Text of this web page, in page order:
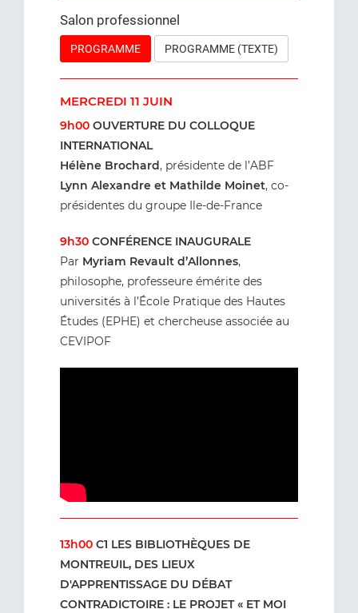
Salon professionnel
PROGRAMME PROGRAMME (TEXTE)
MERCREDI 11 JUIN
9h00 OUVERTURE DU COLLOQUE
INTERNATIONAL
Hélène Brochard, présidente de l’ABF
Lynn Alexandre et Mathilde Moinet, co-
présidentes du groupe Ile-de-France
9h30 CONFÉRENCE INAUGURALE
Par Myriam Revault d’Allonnes,
philosophe, professeure émérite des
universités à l’École Pratique des Hautes
Études (EPHE) et chercheuse associée au
CEVIPOF
13h00 C1 LES BIBLIOTHÈQUES DE
MONTREUIL, DES LIEUX
D'APPRENTISSAGE DU DÉBAT
CONTRADICTOIRE : LE PROJET « ET MOI